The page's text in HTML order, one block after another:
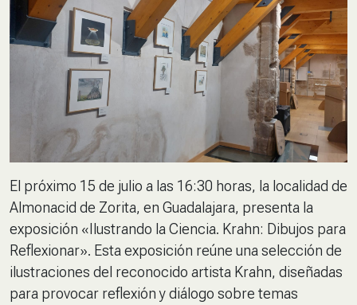
El próximo 15 de julio a las 16:30 horas, la localidad de
Almonacid de Zorita, en Guadalajara, presenta la
exposición «Ilustrando la Ciencia. Krahn: Dibujos para
Reflexionar». Esta exposición reúne una selección de
ilustraciones del reconocido artista Krahn, diseñadas
para provocar reflexión y diálogo sobre temas